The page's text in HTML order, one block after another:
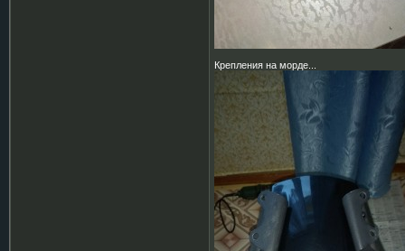
Крепления на морде...